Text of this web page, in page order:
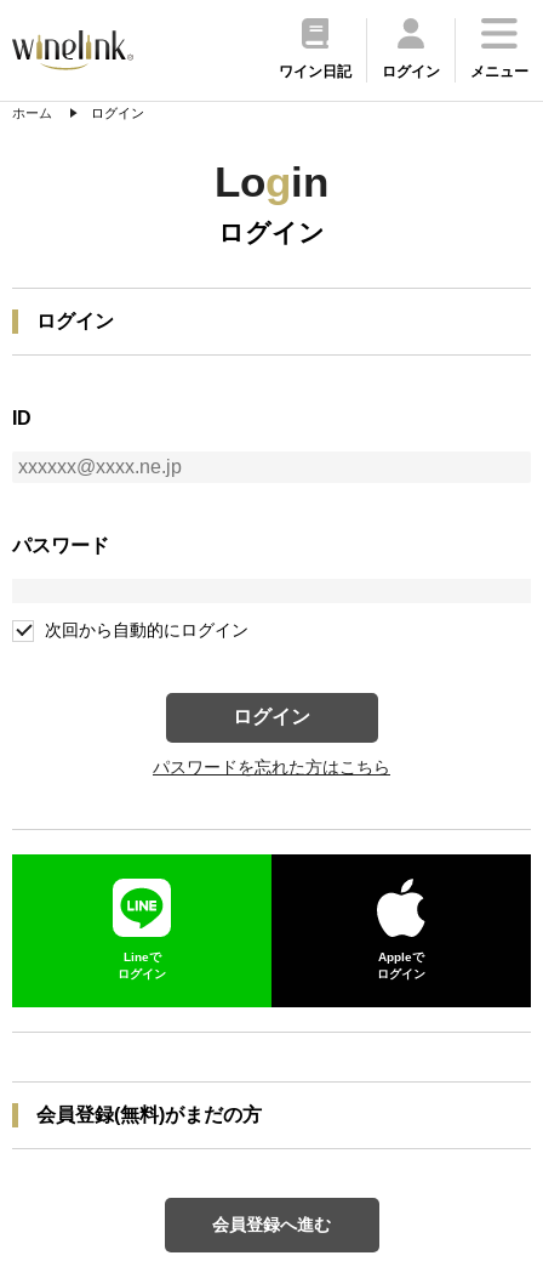
ワイン日記 ログイン メニュー
ホーム ログイン
Login
ログイン
ログイン
ID
パスワード
次回から自動的にログイン
ログイン
パスワードを忘れた方はこちら
Lineで
ログイン
Appleで
ログイン
会員登録(無料)がまだの方
会員登録へ進む